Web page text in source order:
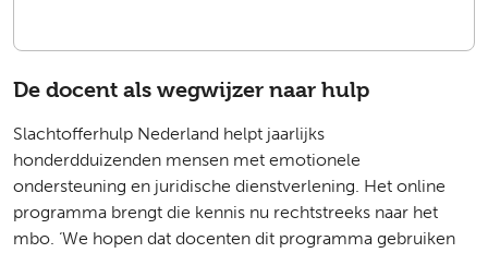
De docent als wegwijzer naar hulp
Slachtofferhulp Nederland helpt jaarlijks
honderdduizenden mensen met emotionele
ondersteuning en juridische dienstverlening. Het online
programma brengt die kennis nu rechtstreeks naar het
mbo. ‘We hopen dat docenten dit programma gebruiken